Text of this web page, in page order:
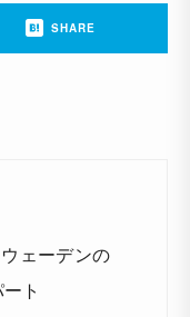
SHARE
ェーデンの
ト